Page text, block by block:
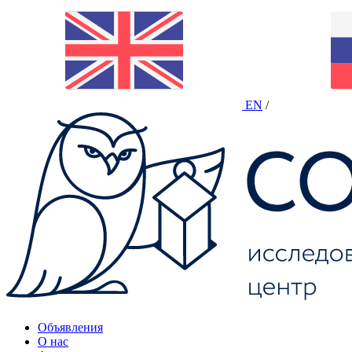
EN /
Объявления
О нас